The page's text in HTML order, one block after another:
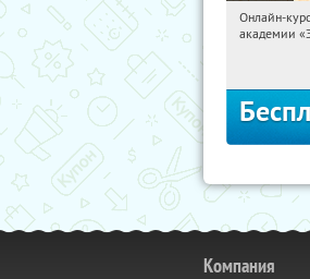
06:47:54
Онлайн-
академии
Компания